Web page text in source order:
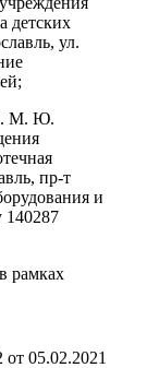
детских
ул.
М. Ю.
пр-т
и
140287
рамках
от 05.02.2021